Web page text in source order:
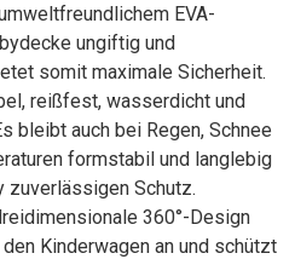
EVA-
ungiftig und
somit maximale Sicherheit.
reißfest, wasserdicht und
bleibt auch bei Regen, Schnee
formstabil und langlebig
zuverlässigen Schutz.
360°-Design
Kinderwagen an und schützt